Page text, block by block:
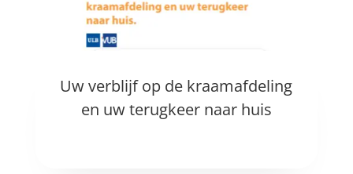
Uw verblijf op de kraamafdeling
en uw terugkeer naar huis